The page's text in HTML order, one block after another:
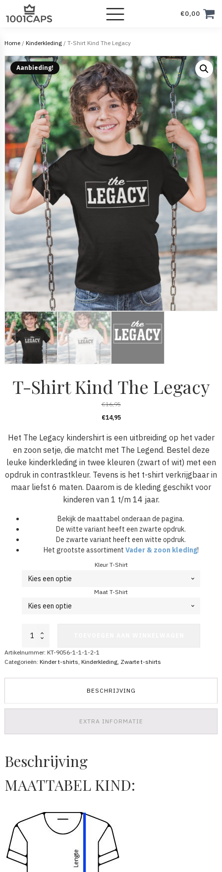
€0,00
Home/ Kinderkleding/ T-Shirt Kind The Legacy
Aanbieding!
T-Shirt Kind The Legacy
€16,95
€14,95
Het The Legacy kindershirt is een uitbreiding op het vader
en zoon setje, die matcht met The Legend. Bestel deze
leuke kinderkleding in twee kleuren (zwart of wit) met een
opdruk in contrastkleur. Tevens is het t-shirt verkrijgbaar in
maar liefst 6 maten. Daarom is de kleding geschikt voor
kinderen van 1 t/m 14 jaar.
Bekijk de maattabel onderaan de pagina.
De witte variant heeft een zwarte opdruk.
De zwarte variant heeft een witte opdruk.
Het grootste assortiment Vader & zoon kleding!
Kleur T-Shirt
Maat T-Shirt
Kind
The
aantal
Artikelnummer: KT-9056-1-1-1-2-1
Categorieën: Kinder t-shirts, Kinderkleding, Zwarte t-shirts
BESCHRIJVING
EXTRA INFORMATIE
Beschrijving
MAATTABEL KIND: